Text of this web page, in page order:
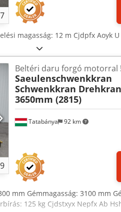
7
magasság: 12 m Cjdpfx Aoyk
9
Tatabánya 92 km
Beltéri daru forgó motorral !
Saeulenschwenkkran
Schwenkkran Drehkran
3650mm (2815)
mm Gémmagasság: 3100 mm
125 kg Cjdstxyx Nepfx Ab